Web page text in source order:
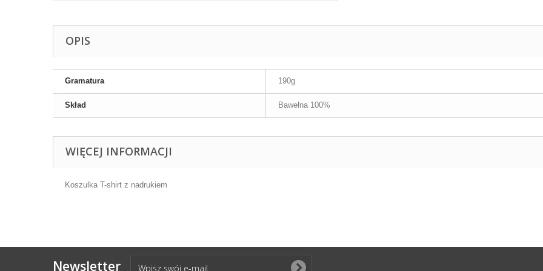
OPIS
Gramatura 190g
Skład Bawełna 100%
WIĘCEJ INFORMACJI
Koszulka T-shirt z nadrukiem
Newsletter